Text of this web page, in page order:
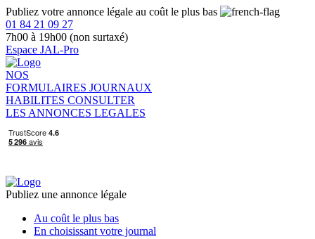
Publiez votre annonce légale au coût le plus bas
01 84 21 09 27
7h00 à 19h00 (non surtaxé)
Espace JAL-Pro
NOS
FORMULAIRES JOURNAUX
HABILITES CONSULTER
LES ANNONCES LEGALES
Publiez une annonce légale
Au coût le plus bas
En choisissant votre journal